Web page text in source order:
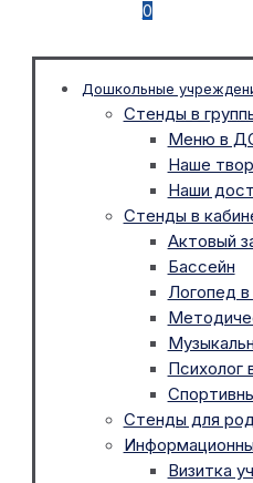
0
Дошкольные
Стенды в
Меню в
Наше
Наши
Стенды в
Актовый
Бассейн
Логопед
Психолог
Стенды для
Визитка